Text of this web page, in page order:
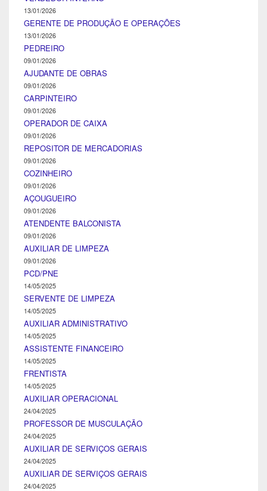
13/01/2026
GERENTE DE PRODUÇÃO E OPERAÇÕES
13/01/2026
PEDREIRO
09/01/2026
AJUDANTE DE OBRAS
09/01/2026
CARPINTEIRO
09/01/2026
OPERADOR DE CAIXA
09/01/2026
REPOSITOR DE MERCADORIAS
09/01/2026
COZINHEIRO
09/01/2026
AÇOUGUEIRO
09/01/2026
ATENDENTE BALCONISTA
09/01/2026
AUXILIAR DE LIMPEZA
09/01/2026
PCD/PNE
14/05/2025
SERVENTE DE LIMPEZA
14/05/2025
AUXILIAR ADMINISTRATIVO
14/05/2025
ASSISTENTE FINANCEIRO
14/05/2025
FRENTISTA
14/05/2025
AUXILIAR OPERACIONAL
24/04/2025
PROFESSOR DE MUSCULAÇÃO
24/04/2025
AUXILIAR DE SERVIÇOS GERAIS
24/04/2025
AUXILIAR DE SERVIÇOS GERAIS
24/04/2025